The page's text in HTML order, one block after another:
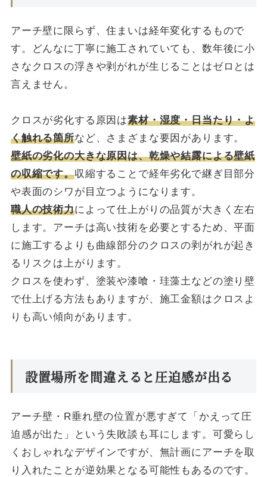
アーチ壁に限らず、住まいは経年変化するもので
す。どんなに丁寧に施工されていても、数年後に小
さなクロスの浮きや剥がれが生じることはゼロとは
言えません。
クロスが劣化する原因は素材・湿度・日当たり・よ
く触れる箇所など、さまざまな要因があります。
壁紙の劣化の大きな原因は、乾燥や結露による壁紙
の収縮です。収縮することで経年劣化で継ぎ目部分
や表面のシワが目立つようになります。
職人の技術力によって仕上がりの品質が大きく左右
します。アーチは高い技術を必要とするため、平面
に施工するよりも曲線部分のクロスの剥がれが起き
るリスクは上がります。
クロスを使わず、塗装や漆喰・珪藻土などの塗り壁
で仕上げる方法もありますが、施工金額はクロスよ
りも高い傾向があります。
設置場所を間違えると圧迫感が出る
アーチ壁・R垂れ壁の位置が悪すぎて「かえって圧
迫感が出た」という失敗談も耳にします。可愛らし
くおしゃれなデザインですが、無計画にアーチを取
り入れたことが逆効果となる可能性もあるのです。